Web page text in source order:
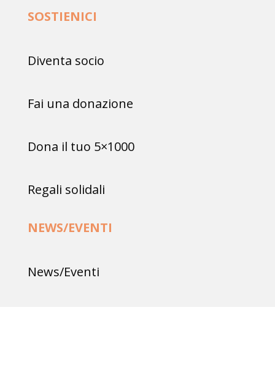
SOSTIENICI
Diventa socio
Fai una donazione
Dona il tuo 5×1000
Regali solidali
NEWS/EVENTI
News/Eventi